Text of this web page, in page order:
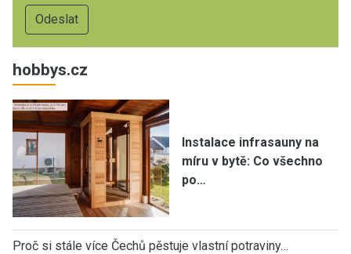
hobbys.cz
Instalace infrasauny na
míru v bytě: Co všechno
po…
Proč si stále více Čechů pěstuje vlastní potraviny…